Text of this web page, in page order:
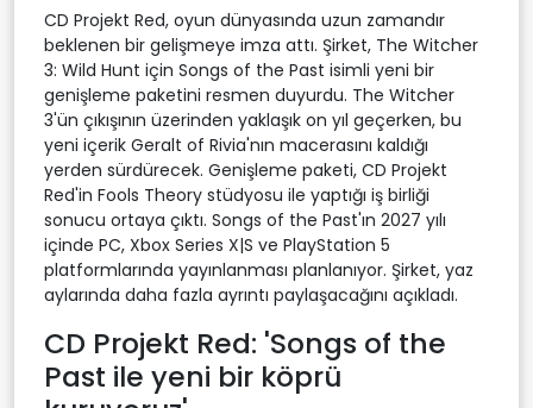
CD Projekt Red, oyun dünyasında uzun zamandır
beklenen bir gelişmeye imza attı. Şirket, The Witcher
3: Wild Hunt için Songs of the Past isimli yeni bir
genişleme paketini resmen duyurdu. The Witcher
3'ün çıkışının üzerinden yaklaşık on yıl geçerken, bu
yeni içerik Geralt of Rivia'nın macerasını kaldığı
yerden sürdürecek. Genişleme paketi, CD Projekt
Red'in Fools Theory stüdyosu ile yaptığı iş birliği
sonucu ortaya çıktı. Songs of the Past'ın 2027 yılı
içinde PC, Xbox Series X|S ve PlayStation 5
platformlarında yayınlanması planlanıyor. Şirket, yaz
aylarında daha fazla ayrıntı paylaşacağını açıkladı.
CD Projekt Red: 'Songs of the
Past ile yeni bir köprü